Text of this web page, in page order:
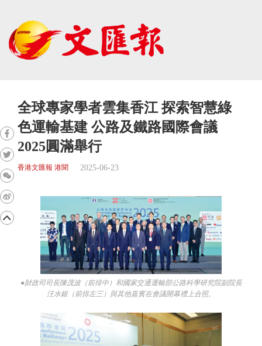
全球專家學者雲集香江 探索智慧綠
色運輸基建 公路及鐵路國際會議
2025圓滿舉行
香港文匯報 港聞 2025-06-23
●財政司司長陳茂波（前排中）和國家交通運輸部公路科學研究院副院長
汪水銀（前排左三）與其他嘉賓在會議開幕禮上合照。